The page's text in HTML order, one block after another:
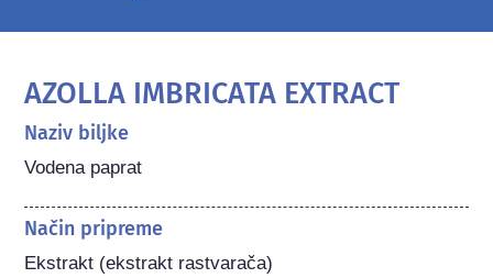
AZOLLA IMBRICATA EXTRACT
Naziv biljke
Vodena paprat
Način pripreme
Ekstrakt (ekstrakt rastvarača)